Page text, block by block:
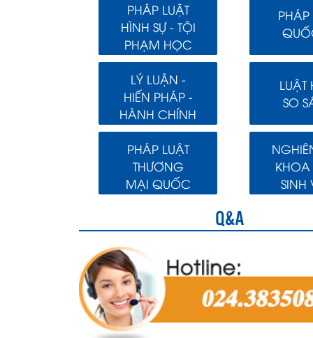
PHÁP LUẬT
HÌNH SỰ - TỘI
PHẠM HỌC
PHÁP
LÝ LUẬN -
HIẾN PHÁP -
HÀNH CHÍNH
LUẬT
SO
PHÁP LUẬT
THƯƠNG
MẠI QUỐC
SINH
Q&A